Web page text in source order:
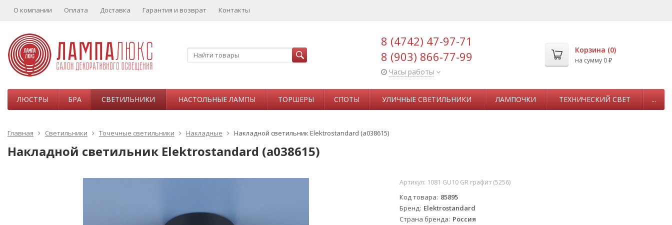
О компании Оплата Доставка Гарантия и возврат Контакты
8 (4742) 47-97-71
8 (903) 866-77-99
Часы работы
Корзина (0)
на сумму 0 ₽
ЛЮСТРЫ БРА СВЕТИЛЬНИКИ НАСТОЛЬНЫЕ ЛАМПЫ ТОРШЕРЫ СПОТЫ УЛИЧНЫЕ СВЕТИЛЬНИКИ ЛАМПОЧКИ ТЕХНИЧЕСКИЙ СВЕТ ...
Главная Светильники Точечные светильники Накладные Накладной светильник Elektrostandard (a038615)
Накладной светильник Elektrostandard (a038615)
Артикул: 1081 GU10 GR графит (5256)
Код товара 85895
Бренд Elektrostandard
Страна бренда Россия